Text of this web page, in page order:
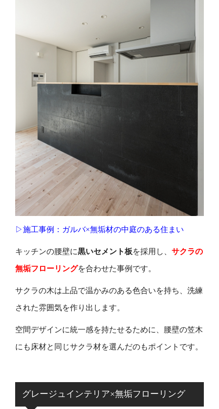
▷施工事例：ガルバ×無垢材の中庭のある住まい
キッチンの腰壁に黒いセメント板を採用し、 サクラの
無垢フローリングを合わせた事例です。
サクラの木は上品で温かみのある色合いを持ち、洗練
された雰囲気を作り出します。
空間デザインに統一感を持たせるために、腰壁の笠木
にも床材と同じサクラ材を選んだのもポイントです。
グレージュインテリア×無垢フローリング